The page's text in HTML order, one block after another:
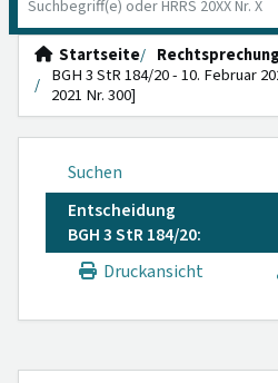
Startseite
Rechtsprechung
BGH 3 StR 184/20 - 10. Februar
2021 Nr. 300]
Suchen
Entscheidung
BGH 3 StR 184/20:
Druckansicht